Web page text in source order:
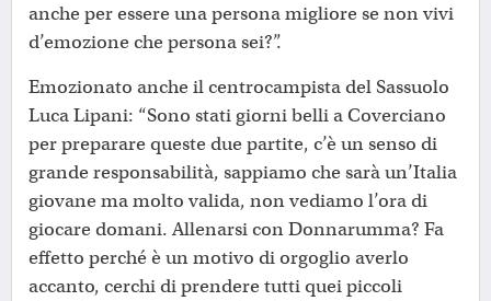
anche per essere una persona migliore se non vivi
d’emozione che persona sei?”.
Emozionato anche il centrocampista del Sassuolo
Luca Lipani: “Sono stati giorni belli a Coverciano
per preparare queste due partite, c’è un senso di
grande responsabilità, sappiamo che sarà un’Italia
giovane ma molto valida, non vediamo l’ora di
giocare domani. Allenarsi con Donnarumma? Fa
effetto perché è un motivo di orgoglio averlo
accanto, cerchi di prendere tutti quei piccoli